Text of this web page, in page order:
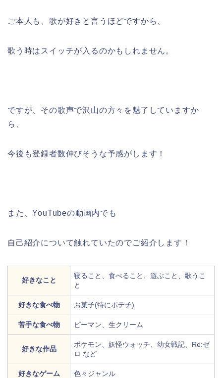
ご本人も、歌が好きと言うほどですから、
歌う時はスイッチが入るのかもしれません。
ですが、その歌声で沢山の方々を魅了していますか
ら、
今後も登録者数伸びそうな予感がします！
また、YouTubeの動画内でも
自己紹介について触れていたのでご紹介します！
好きなこと
寝ること、食べること、遊ぶこと、歌うこ
と
好きな食べ物 お菓子(特にポテチ)
苦手な食べ物 ピーマン、生クリーム
好きな作品
ポケモン、妖怪ウォッチ、幼女戦記、Re:ゼ
ロ など
好きなゲーム 色々ジャンル